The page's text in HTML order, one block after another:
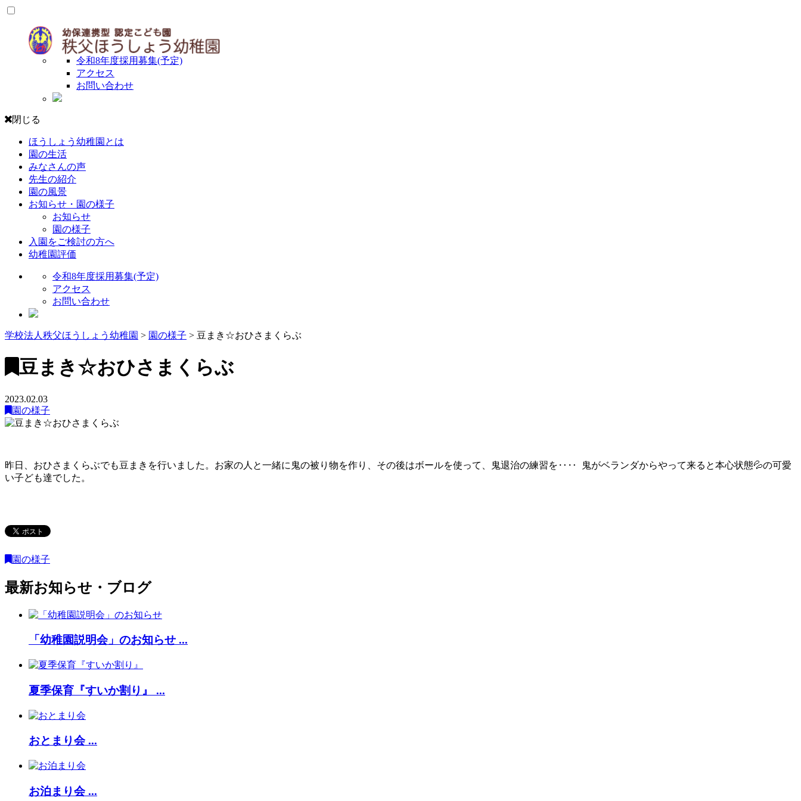
令和8年度採用募集(予定)
アクセス
お問い合わせ
閉じる
ほうしょう幼稚園とは
園の生活
みなさんの声
先生の紹介
園の風景
お知らせ・園の様子
お知らせ
園の様子
入園をご検討の方へ
幼稚園評価
令和8年度採用募集(予定)
アクセス
お問い合わせ
学校法人秩父ほうしょう幼稚園 > 園の様子 > 豆まき☆おひさまくらぶ
豆まき☆おひさまくらぶ
2023.02.03
園の様子
昨日、おひさまくらぶでも豆まきを行いました。お家の人と一緒に鬼の被り物を作り、その後はボールを使って、鬼退治の練習を‥‥ 鬼がベランダからやって来ると本心状態💦の可愛
い子ども達でした。
園の様子
最新お知らせ・ブログ
「幼稚園説明会」のお知らせ ...
夏季保育『すいか割り』 ...
おとまり会 ...
お泊まり会 ...